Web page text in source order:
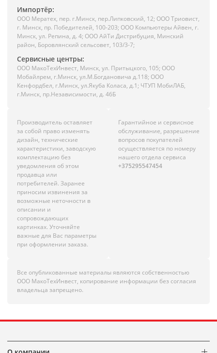
Импортёр:
ООО Мератех, пер. г.Минск, пер.Липковский, 12; ООО Триовист,
г. Минск, пр. Победителей, 100-203; ООО Компьютеры Айвен, г.
Минск, ул. Репина, д. 4; ООО АйТи Дистрибуция, Минский
район, Боровлянский сельсовет, 103/3-7;
Сервисные центры:
ООО МакоТехИнвест, Минск, ул. Притыцкого, 105; ООО
Мобайлрем, г.Минск, ул.М.Богдановича д.118; ООО
Кенфордбел, г.Минск, ул.Якуба Коласа, д.1; ЧТУП МобиЛАБ,
г.Минск, пр.Независимости, д. 46Б
Производитель оставляет
за собой право изменять
дизайн, технические
характеристики, заводскую
комплектацию без
уведомления об этом
продавца или
потребителей. Заранее
приносим извинения за
возможные неточности в
описании и
сопровождающих
картинках. Уточняйте
важные для Вас параметры
при оформлении заказа.
Гарантийное и сервисное
обслуживание, разрешение
вопросов покупателей
осуществляется по номеру
нашего отдела сервиса
+375295547454
Все опубликованные материалы являются собственностью
ООО МакоТехИнвест, копирование информации без согласия
владельца запрещено.